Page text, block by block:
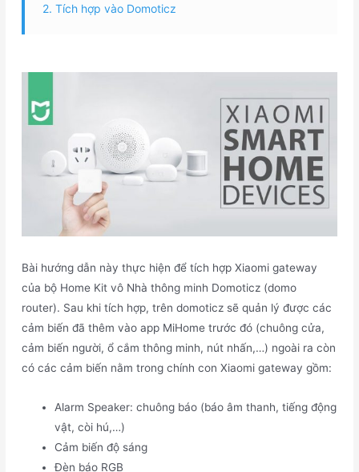
2. Tích hợp vào Domoticz
Bài hướng dẫn này thực hiện để tích hợp Xiaomi gateway
của bộ Home Kit vô Nhà thông minh Domoticz (domo
router). Sau khi tích hợp, trên domoticz sẽ quản lý được các
cảm biến đã thêm vào app MiHome trước đó (chuông cửa,
cảm biến người, ổ cắm thông minh, nút nhấn,…) ngoài ra còn
có các cảm biến nằm trong chính con Xiaomi gateway gồm:
Alarm Speaker: chuông báo (báo âm thanh, tiếng động
vật, còi hú,…)
Cảm biến độ sáng
Đèn báo RGB